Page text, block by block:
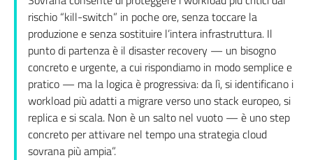
rischio “kill-switch” in poche ore, senza toccare la
produzione e senza sostituire l’intera infrastruttura. Il
punto di partenza è il disaster recovery — un bisogno
concreto e urgente, a cui rispondiamo in modo semplice e
pratico — ma la logica è progressiva: da lì, si identificano i
workload più adatti a migrare verso uno stack europeo, si
replica e si scala. Non è un salto nel vuoto — è uno step
concreto per attivare nel tempo una strategia cloud
sovrana più ampia”.